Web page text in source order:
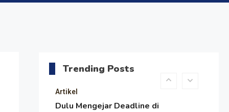
Trending Posts
Gareng Lebih Sibuk Orasi
Ronggeng Paser Melawan
Artikel
Dulu Mengejar Deadline di